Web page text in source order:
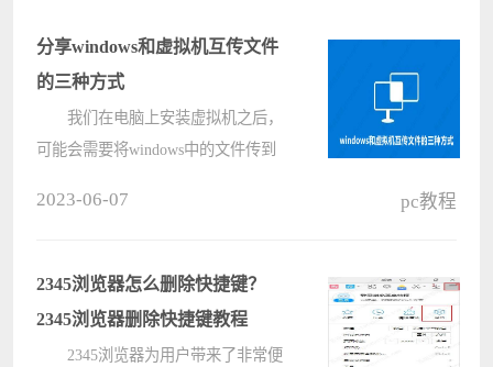
分享windows和虚拟机互传文件
的三种方式
我们在电脑上安装虚拟机之后，
可能会需要将windows中的文件传到
虚拟机互传文件的三种方式，希望能
对大家有????
2023-06-07 pc教程
2345浏览器怎么删除快捷键？
2345浏览器删除快捷键教程
2345浏览器为用户带来了非常便